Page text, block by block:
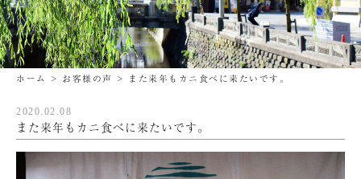
ホーム > お客様の声 > また来年もカニ食べに来たいです。
2020.02.08
また来年もカニ食べに来たいです。